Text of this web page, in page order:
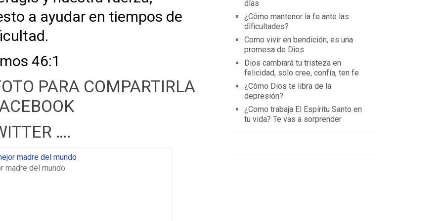
a ayudar en tiempos de
46:1
PARA COMPARTIRLA
….
madre del mundo
días
¿Cómo mantener la fe ante las
dificultades?
Como vivir en bendición, es una
promesa de Dios
Dios cambiará tu tristeza en
felicidad, solo cree, confía, ten fe
¿Cómo Dios te libra de la
depresión?
¿Como trabaja El Espíritu Santo en
tu vida? Te vas a sorprender